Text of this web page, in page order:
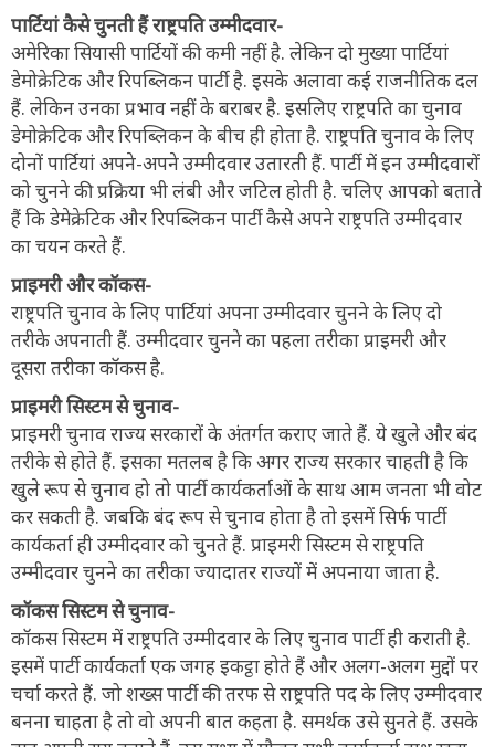
पार्टियां कैसे चुनती हैं राष्ट्रपति उम्मीदवार-
अमेरिका सियासी पार्टियों की कमी नहीं है. लेकिन दो मुख्या पार्टियां
डेमोक्रेटिक और रिपब्लिकन पार्टी है. इसके अलावा कई राजनीतिक दल
हैं. लेकिन उनका प्रभाव नहीं के बराबर है. इसलिए राष्ट्रपति का चुनाव
डेमोक्रेटिक और रिपब्लिकन के बीच ही होता है. राष्ट्रपति चुनाव के लिए
दोनों पार्टियां अपने-अपने उम्मीदवार उतारती हैं. पार्टी में इन उम्मीदवारों
को चुनने की प्रक्रिया भी लंबी और जटिल होती है. चलिए आपको बताते
हैं कि डेमेक्रेटिक और रिपब्लिकन पार्टी कैसे अपने राष्ट्रपति उम्मीदवार
का चयन करते हैं.
प्राइमरी और कॉकस-
राष्ट्रपति चुनाव के लिए पार्टियां अपना उम्मीदवार चुनने के लिए दो
तरीके अपनाती हैं. उम्मीदवार चुनने का पहला तरीका प्राइमरी और
दूसरा तरीका कॉकस है.
प्राइमरी सिस्टम से चुनाव-
प्राइमरी चुनाव राज्य सरकारों के अंतर्गत कराए जाते हैं. ये खुले और बंद
तरीके से होते हैं. इसका मतलब है कि अगर राज्य सरकार चाहती है कि
खुले रूप से चुनाव हो तो पार्टी कार्यकर्ताओं के साथ आम जनता भी वोट
कर सकती है. जबकि बंद रूप से चुनाव होता है तो इसमें सिर्फ पार्टी
कार्यकर्ता ही उम्मीदवार को चुनते हैं. प्राइमरी सिस्टम से राष्ट्रपति
उम्मीदवार चुनने का तरीका ज्यादातर राज्यों में अपनाया जाता है.
कॉकस सिस्टम से चुनाव-
कॉकस सिस्टम में राष्ट्रपति उम्मीदवार के लिए चुनाव पार्टी ही कराती है.
इसमें पार्टी कार्यकर्ता एक जगह इकट्ठा होते हैं और अलग-अलग मुद्दों पर
चर्चा करते हैं. जो शख्स पार्टी की तरफ से राष्ट्रपति पद के लिए उम्मीदवार
बनना चाहता है तो वो अपनी बात कहता है. समर्थक उसे सुनते हैं. उसके